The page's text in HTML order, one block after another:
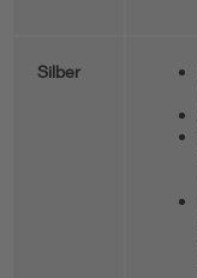
Silber